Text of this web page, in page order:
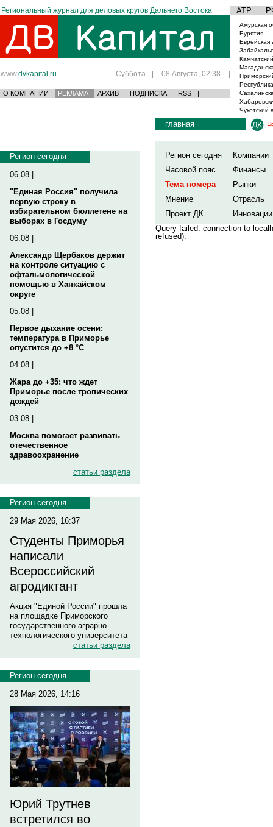
Региональный журнал для деловых кругов Дальнего Востока АТР
www.dvkapital.ru Суббота | 08 Августа, 02:38 |
О КОМПАНИИ РЕКЛАМА АРХИВ | ПОДПИСКА | RSS |
Амурская
Бурятия
Еврейская
Чукотский
Регион сегодня
06.08 |
"Единая Россия" получила
первую строку в
избирательном бюллетене на
выборах в Госдуму
06.08 |
Александр Щербаков держит
на контроле ситуацию с
офтальмологической
помощью в Ханкайском
округе
05.08 |
Первое дыхание осени:
температура в Приморье
опустится до +8 °C
04.08 |
Жара до +35: что ждет
Приморье после тропических
дождей
03.08 |
Москва помогает развивать
отечественное
здравоохранение
статьи раздела
Регион сегодня
29 Мая 2026, 16:37
Студенты Приморья
написали
Всероссийский
агродиктант
Акция "Единой России" прошла
на площадке Приморского
государственного аграрно-
технологического университета
статьи раздела
Регион сегодня
28 Мая 2026, 14:16
Юрий Трутнев
встретился во
главная
Регион сегодня
Компании
Часовой пояс
Финансы
Тема номера
Рынки
Мнение
Отрасль
Проект ДК
Инновации
Query failed: connection to
refused).